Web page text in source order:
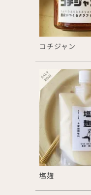
コチジャン
塩麹